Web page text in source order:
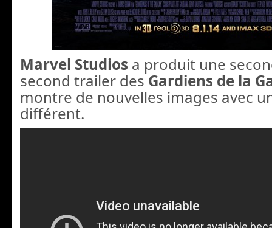
Marvel Studios a produit une
second trailer desGardiens de la
montre de nouvelles images avec
différent.